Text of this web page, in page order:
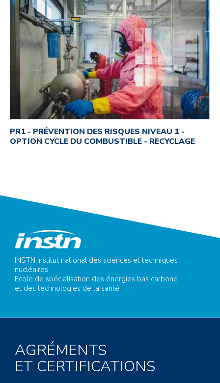
PR1 - PRÉVENTION DES RISQUES NIVEAU 1 -
OPTION CYCLE DU COMBUSTIBLE - RECYCLAGE
INSTN Institut national des sciences et techniques
nucléaires
Ecole de spécialisation des énergies bas carbone
et des technologies de la santé
AGRÉMENTS
ET CERTIFICATIONS